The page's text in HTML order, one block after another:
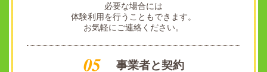
必要な場合には
体験利用を行うこともできます。
お気軽にご連絡ください。
事業者と契約